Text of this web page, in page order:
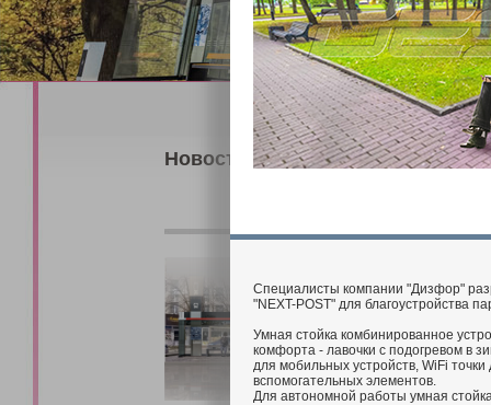
Новости
В
Он
Специалисты компании "Дизфор"
"NEXT-POST" для благоустройства
Умная стойка комбинированное
комфорта - лавочки с подогревом в
для мобильных устройств, WiFi
вспомогательных элементов.
Для автономной работы умная